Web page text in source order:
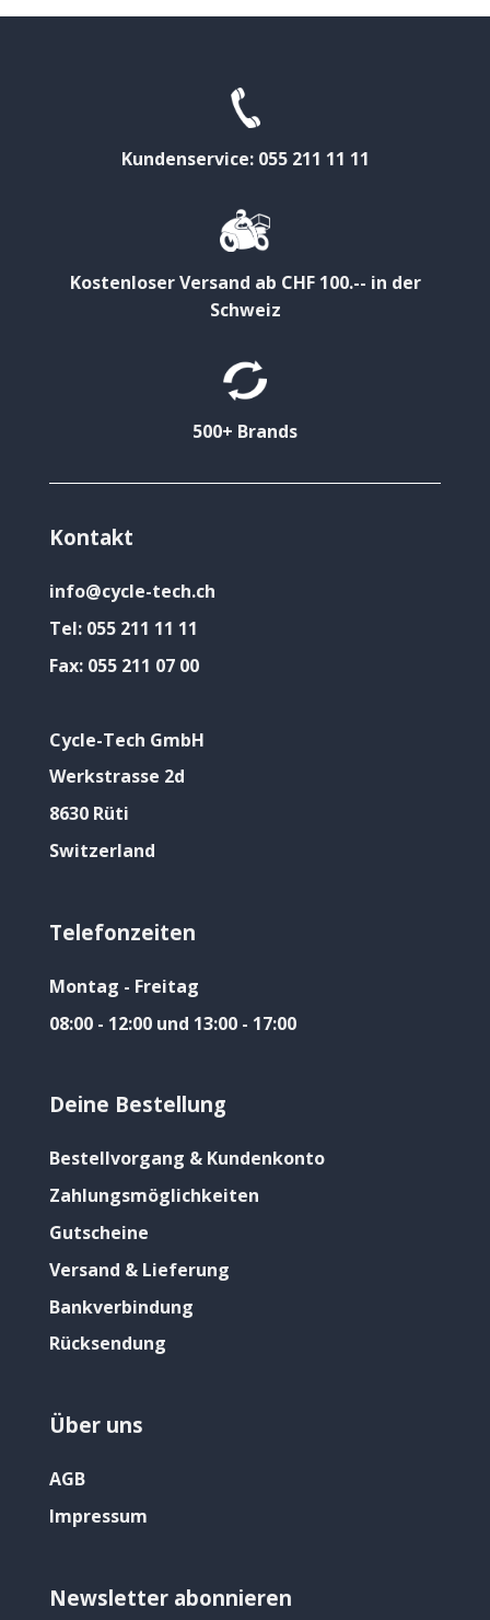
Kundenservice: 055 211 11 11
Kostenloser Versand ab CHF 100.-- in der
Schweiz
500+ Brands
Kontakt
info@cycle-tech.ch
Tel: 055 211 11 11
Fax: 055 211 07 00
Cycle-Tech GmbH
Werkstrasse 2d
8630 Rüti
Switzerland
Telefonzeiten
Montag - Freitag
08:00 - 12:00 und 13:00 - 17:00
Deine Bestellung
Bestellvorgang & Kundenkonto
Zahlungsmöglichkeiten
Gutscheine
Versand & Lieferung
Bankverbindung
Rücksendung
Über uns
AGB
Impressum
Newsletter abonnieren